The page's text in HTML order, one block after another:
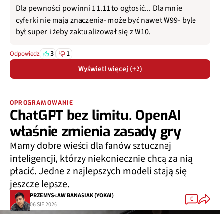
Dla pewności powinni 11.11 to ogłosić... Dla mnie
cyferki nie mają znaczenia- może być nawet W99- byle
był super i żeby zaktualizował się z W10.
Odpowiedz 3 1
Wyświetl więcej (+2)
OPROGRAMOWANIE
ChatGPT bez limitu. OpenAI
właśnie zmienia zasady gry
Mamy dobre wieści dla fanów sztucznej
inteligencji, którzy niekoniecznie chcą za nią
płacić. Jedne z najlepszych modeli stają się
jeszcze lepsze.
PRZEMYSŁAW BANASIAK (YOKAI)
06 SIE 2026
0